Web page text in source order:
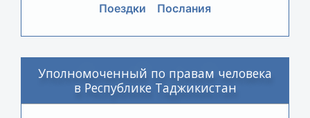
Поездки
Послания
Уполномоченный по правам человека
в Республике Таджикистан